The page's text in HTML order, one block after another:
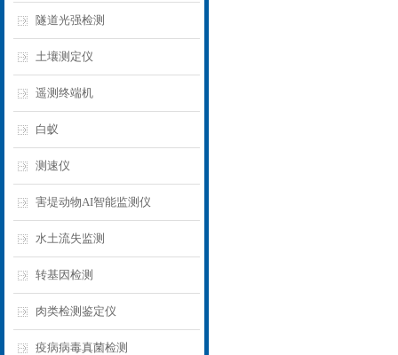
隧道光强检测
土壤测定仪
遥测终端机
白蚁
测速仪
害堤动物AI智能监测仪
水土流失监测
转基因检测
肉类检测鉴定仪
疫病病毒真菌检测